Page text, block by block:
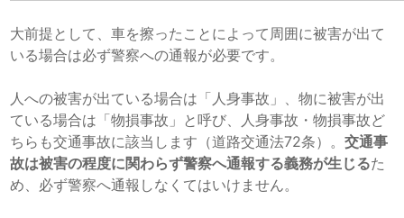
大前提として、車を擦ったことによって周囲に被害が出て
いる場合は必ず警察への通報が必要です。
人への被害が出ている場合は「人身事故」、物に被害が出
ている場合は「物損事故」と呼び、人身事故・物損事故ど
ちらも交通事故に該当します（道路交通法72条）。交通事
故は被害の程度に関わらず警察へ通報する義務が生じるた
め、必ず警察へ通報しなくてはいけません。